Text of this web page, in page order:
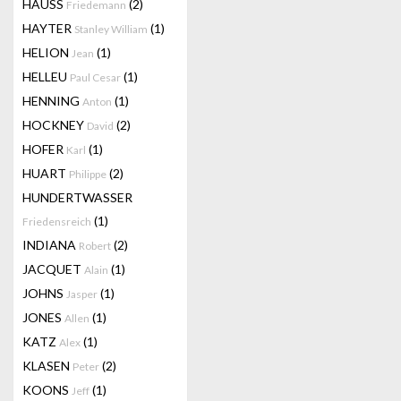
HAUSS Friedemann (2)
HAYTER Stanley William (1)
HELION Jean (1)
HELLEU Paul Cesar (1)
HENNING Anton (1)
HOCKNEY David (2)
HOFER Karl (1)
HUART Philippe (2)
HUNDERTWASSER
Friedensreich (1)
INDIANA Robert (2)
JACQUET Alain (1)
JOHNS Jasper (1)
JONES Allen (1)
KATZ Alex (1)
KLASEN Peter (2)
KOONS Jeff (1)